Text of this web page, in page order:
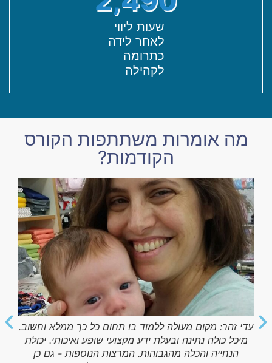
שעות ליווי
לאחר לידה
כתרומה
לקהילה
מה אומרות משתתפות הקורס
הקודמות?
ריקי דרוקר: רציתי להודות לך על קורס מרתק שנתן לי
מעבר לידע רב, גם כלים ודרכי התמודדות עם מצבים
שונים בחיי כאימא וכאשת מקצוע בתחום החשוב הזה.